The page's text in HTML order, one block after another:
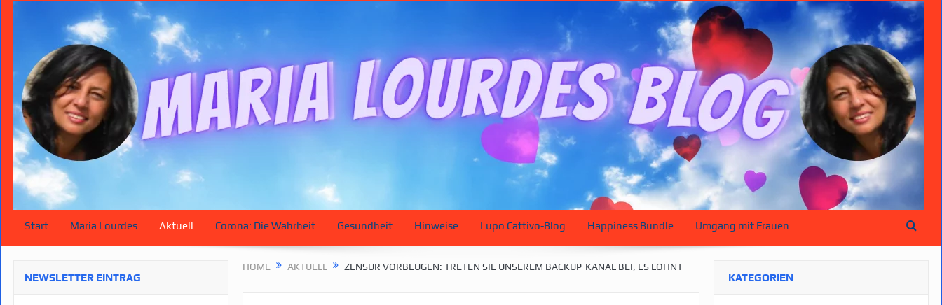
Start Maria Lourdes Aktuell Corona: Die Wahrheit Gesundheit Hinweise Lupo Cattivo-Blog Happiness Bundle Umgang mit Frauen
HOME AKTUELL ZENSUR VORBEUGEN: TRETEN SIE UNSEREM BACKUP-KANAL BEI, ES LOHNT
NEWSLETTER EINTRAG KATEGORIEN